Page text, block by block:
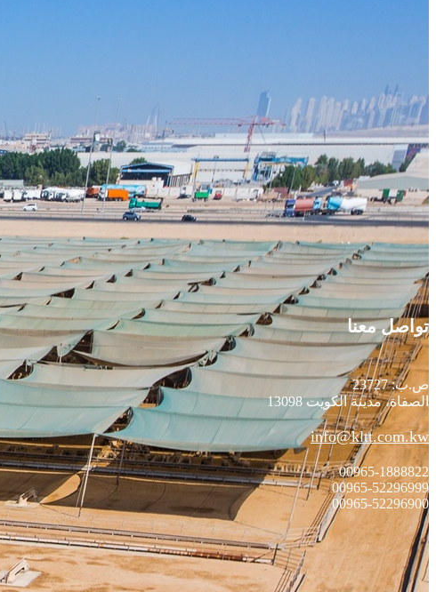
تواصل معنا
ص.ب: 23727
الصفاة، مدينة الكويت 13098
info@kltt.com.kw
00965-1888822
00965-52296999
00965-52296900